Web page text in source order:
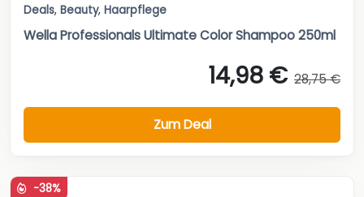
Deals, Beauty, Haarpflege
Wella Professionals Ultimate Color Shampoo 250ml
14,98 € 28,75 €
Zum Deal
-38%